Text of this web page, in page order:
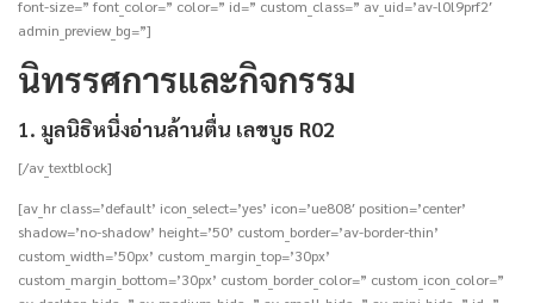
font-size=” font_color=” color=” id=” custom_class=” av_uid=’av-l0l9prf2′
admin_preview_bg=”]
นิทรรศการและกิจกรรม
1. มูลนิธิหนึ่งอ่านล้านตื่น เลขบูธ R02
[/av_textblock]
[av_hr class=’default’ icon_select=’yes’ icon=’ue808′ position=’center’
shadow=’no-shadow’ height=’50’ custom_border=’av-border-thin’
custom_width=’50px’ custom_margin_top=’30px’
custom_margin_bottom=’30px’ custom_border_color=” custom_icon_color=”